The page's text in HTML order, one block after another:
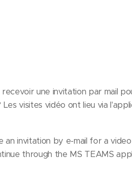
une invitation par mail
visites vidéo ont lieu via
an invitation by e-mail for a
through the MS TEAMS